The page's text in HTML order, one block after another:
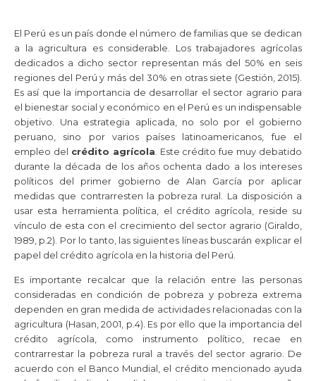
El Perú es un país donde el número de familias que se dedican
a la agricultura es considerable. Los trabajadores agrícolas
dedicados a dicho sector representan más del 50% en seis
regiones del Perú y más del 30% en otras siete (Gestión, 2015).
Es así que la importancia de desarrollar el sector agrario para
el bienestar social y económico en el Perú es un indispensable
objetivo. Una estrategia aplicada, no solo por el gobierno
peruano, sino por varios países latinoamericanos, fue el
empleo del crédito agrícola . Este crédito fue muy debatido
durante la década de los años ochenta dado a los intereses
políticos del primer gobierno de Alan García por aplicar
medidas que contrarresten la pobreza rural. La disposición a
usar esta herramienta política, el crédito agrícola, reside su
vínculo de esta con el crecimiento del sector agrario (Giraldo,
1989, p.2). Por lo tanto, las siguientes líneas buscarán explicar el
papel del crédito agrícola en la historia del Perú.
Es importante recalcar que la relación entre las personas
consideradas en condición de pobreza y pobreza extrema
dependen en gran medida de actividades relacionadas con la
agricultura (Hasan, 2001, p.4). Es por ello que la importancia del
crédito agrícola, como instrumento político, recae en
contrarrestar la pobreza rural a través del sector agrario. De
acuerdo con el Banco Mundial, el crédito mencionado ayuda